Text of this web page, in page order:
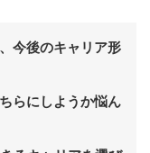
今後のキャリア形
らにしようか悩ん